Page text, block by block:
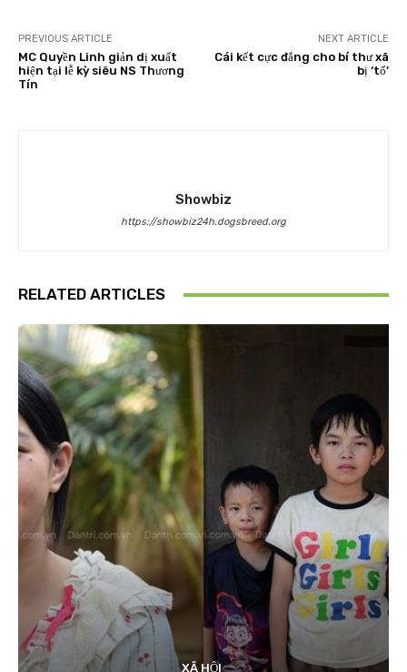
PREVIOUS ARTICLE
MC Quyền Linh giản dị xuất
hiện tại lễ kỳ siêu NS Thương
Tín
NEXT ARTICLE
Cái kết cực đắng cho bí thư xã
bị ‘tố’
Showbiz
https://showbiz24h.dogsbreed.org
RELATED ARTICLES
XÃ HỘI